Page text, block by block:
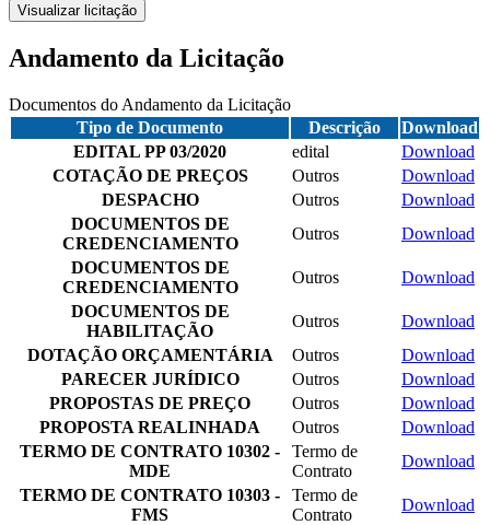
Visualizar licitação
Andamento da Licitação
Documentos do Andamento da Licitação
Tipo de Documento
Descrição
Download
EDITAL PP 03/2020
edital
Download
COTAÇÃO DE PREÇOS
Outros
Download
DESPACHO
Outros
Download
DOCUMENTOS DE
CREDENCIAMENTO
Outros
Download
DOCUMENTOS DE
CREDENCIAMENTO
Outros
Download
DOCUMENTOS DE
HABILITAÇÃO
Outros
Download
DOTAÇÃO ORÇAMENTÁRIA
Outros
Download
PARECER JURÍDICO
Outros
Download
PROPOSTAS DE PREÇO
Outros
Download
PROPOSTA REALINHADA
Outros
Download
TERMO DE CONTRATO 10302 -
MDE
Termo de
Contrato
Download
TERMO DE CONTRATO 10303 -
FMS
Termo de
Contrato
Download